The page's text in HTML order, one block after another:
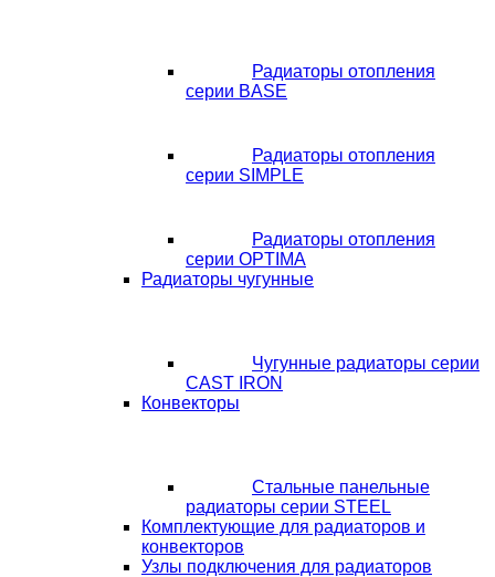
Радиаторы отопления
серии BASE
Радиаторы отопления
серии SIMPLE
Радиаторы отопления
серии OPTIMA
Радиаторы чугунные
Чугунные радиаторы серии
CAST IRON
Конвекторы
Стальные панельные
радиаторы серии STEEL
Комплектующие для радиаторов и
конвекторов
Узлы подключения для радиаторов